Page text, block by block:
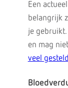
Een
belangrijk
je
en mag
veel